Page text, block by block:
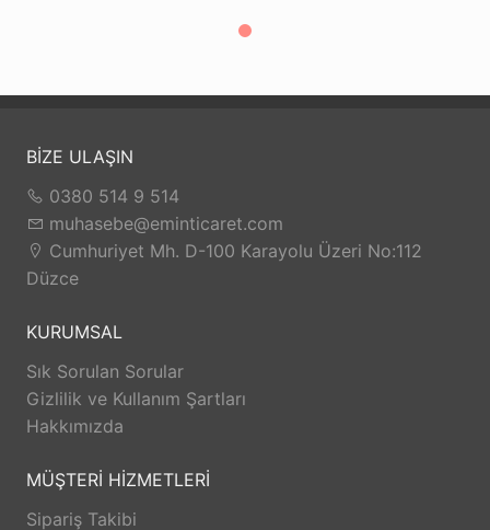
BİZE ULAŞIN
0380 514 9 514
muhasebe@eminticaret.com
Cumhuriyet Mh. D-100 Karayolu Üzeri No:112
Düzce
KURUMSAL
Sık Sorulan Sorular
Gizlilik ve Kullanım Şartları
Hakkımızda
MÜŞTERİ HİZMETLERİ
Sipariş Takibi